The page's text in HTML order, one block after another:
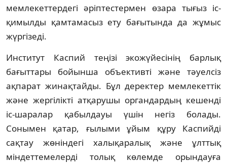
мемлекеттердегі әріптестермен өзара тығыз іс-
қимылды қамтамасыз ету бағытында да жұмыс
жүргізеді.
Институт Каспий теңізі экожүйесінің барлық
бағыттары бойынша объективті және тәуелсіз
ақпарат жинақтайды. Бұл деректер мемлекеттік
және жергілікті атқарушы органдардың кешенді
іс-шаралар қабылдауы үшін негіз болады.
Сонымен қатар, ғылыми ұйым құру Каспийді
сақтау жөніндегі халықаралық және ұлттық
міндеттемелерді толық көлемде орындауға